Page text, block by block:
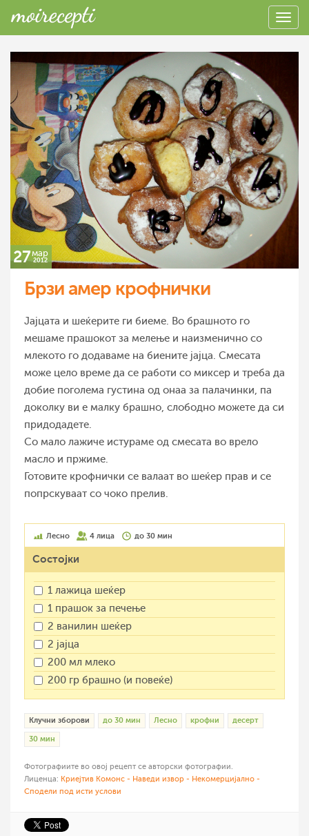
27мар
2012
Брзи амер крофнички
Јајцата и шеќерите ги биеме. Во брашното го
мешаме прашокот за мелење и наизменично со
млекото го додаваме на биените јајца. Смесата
може цело време да се работи со миксер и треба да
добие поголема густина од онаа за палачинки, па
доколку ви е малку брашно, слободно можете да си
придодадете.
Со мало лажиче истураме од смесата во врело
масло и пржиме.
Готовите крофнички се валаат во шеќер прав и се
попрскуваат со чоко прелив.
Лесно 4 лица до 30 мин
Состојки
1 лажица шеќер
1 прашок за печење
2 ванилин шеќер
2 јајца
200 мл млеко
200 гр брашно (и повеќе)
Клучни зборови до 30 мин Лесно крофни десерт
30 мин
Фотографиите во овој рецепт се авторски фотографии.
Лиценца: Криејтив Комонс - Наведи извор - Некомерцијално -
Сподели под исти услови